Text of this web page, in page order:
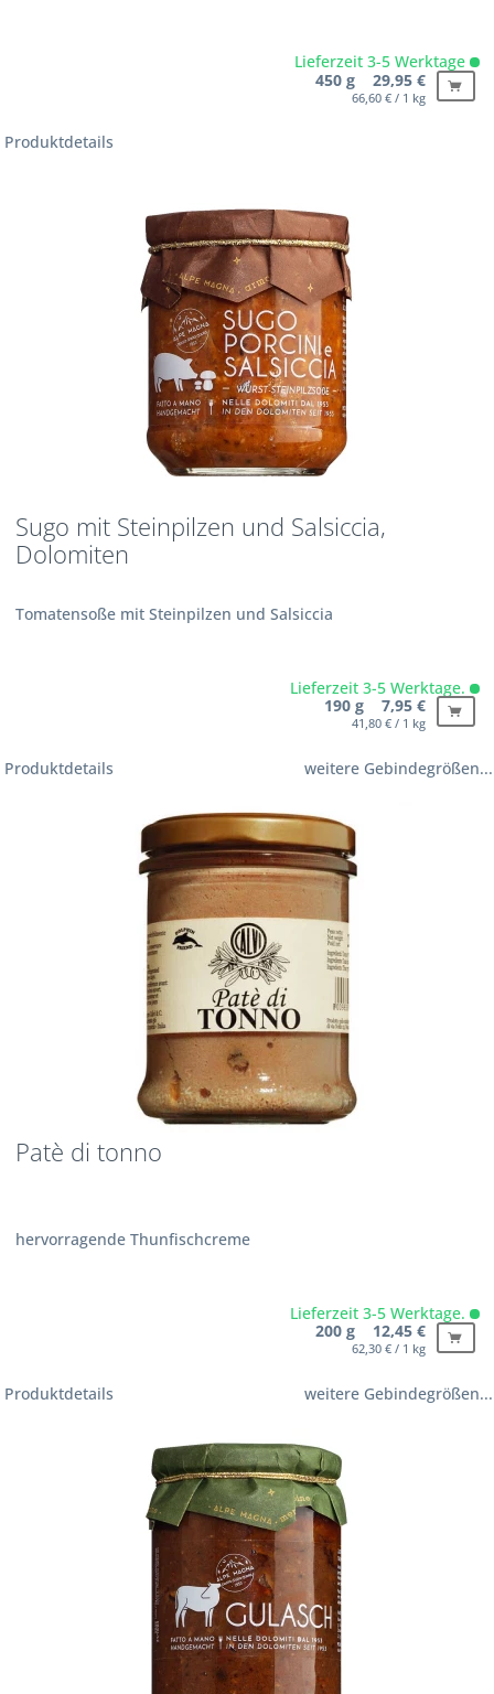
Lieferzeit 3-5 Werktage
450 g 29,95 €
66,60 € / 1 kg
Produktdetails
Sugo mit Steinpilzen und Salsiccia,
Dolomiten
Tomatensoße mit Steinpilzen und Salsiccia
Lieferzeit 3-5 Werktage.
190 g 7,95 €
41,80 € / 1 kg
Produktdetails weitere Gebindegrößen...
Patè di tonno
hervorragende Thunfischcreme
Lieferzeit 3-5 Werktage.
200 g 12,45 €
62,30 € / 1 kg
Produktdetails weitere Gebindegrößen...